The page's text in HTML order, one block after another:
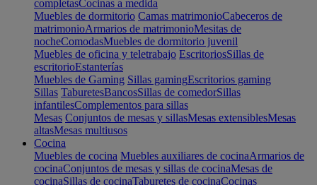
completasCocinas a medida
Muebles de dormitorio Camas matrimonioCabeceros de
matrimonioArmarios de matrimonioMesitas de
nocheComodasMuebles de dormitorio juvenil
Muebles de oficina y teletrabajo EscritoriosSillas de
escritorioEstanterías
Muebles de Gaming Sillas gamingEscritorios gaming
Sillas TaburetesBancosSillas de comedorSillas
infantilesComplementos para sillas
Mesas Conjuntos de mesas y sillasMesas extensiblesMesas
altasMesas multiusos
Cocina
Muebles de cocina Muebles auxiliares de cocinaArmarios de
cocinaConjuntos de mesas y sillas de cocinaMesas de
cocinaSillas de cocinaTaburetes de cocinaCocinas